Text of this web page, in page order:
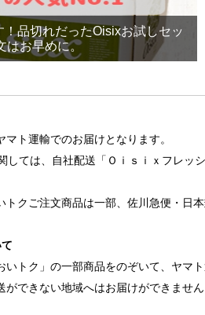
！品切れだったOisixお試しセッ
はお早めに。
ト運輸でのお届けとなります。
しては、自社配送「Ｏｉｓｉｘフレッ
クご注文商品は一部、佐川急便・日
いトク」の一部商品をのぞいて、ヤマ
ができない地域へはお届けができませ